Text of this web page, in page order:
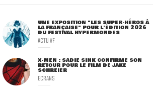
UNE EXPOSITION "LES SUPER-HÉROS À
LA FRANÇAISE" POUR L'ÉDITION 2026
DU FESTIVAL HYPERMONDES
ACTU VF
X-MEN : SADIE SINK CONFIRME SON
RETOUR POUR LE FILM DE JAKE
SCHREIER
ECRANS